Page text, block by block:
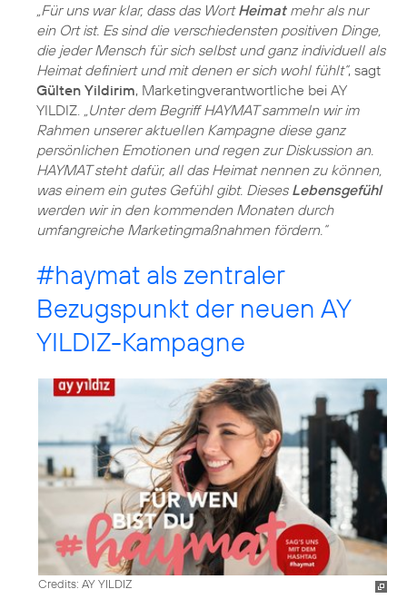
„Für uns war klar, dass das WortHeimat mehr als nur
ein Ort ist. Es sind die verschiedensten positiven Dinge,
die jeder Mensch für sich selbst und ganz individuell als
Heimat definiert und mit denen er sich wohl fühlt“, sagt
Gülten Yildirim, Marketingverantwortliche bei AY
YILDIZ. „Unter dem Begriff HAYMAT sammeln wir im
Rahmen unserer aktuellen Kampagne diese ganz
persönlichen Emotionen und regen zur Diskussion an.
HAYMAT steht dafür, all das Heimat nennen zu können,
was einem ein gutes Gefühl gibt. Dieses Lebensgefühl
werden wir in den kommenden Monaten durch
umfangreiche Marketingmaßnahmen fördern.“
#haymat als zentraler
Bezugspunkt der neuen AY
YILDIZ-Kampagne
Credits: AY YILDIZ